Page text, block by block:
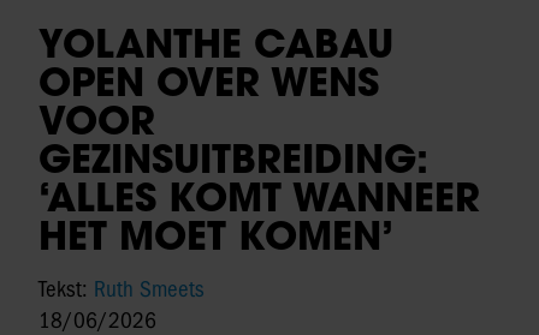
YOLANTHE CABAU
OPEN OVER WENS
VOOR
GEZINSUITBREIDING:
‘ALLES KOMT WANNEER
HET MOET KOMEN’
Tekst: Ruth Smeets
18/06/2026